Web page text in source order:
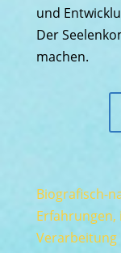
und
Der
machen.
Biografisch-
Verarbeitung